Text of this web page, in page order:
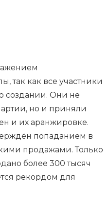
так как все участники
создании. Они не
но и приняли
и их аранжировке.
попаданием в
продажами. Только
более 300 тысяч
рекордом для